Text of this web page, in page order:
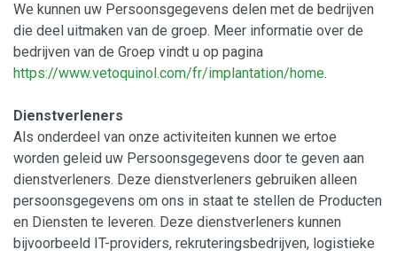
We kunnen uw Persoonsgegevens delen met de bedrijven
die deel uitmaken van de groep. Meer informatie over de
bedrijven van de Groep vindt u op pagina
https://www.vetoquinol.com/fr/implantation/home.
Dienstverleners
Als onderdeel van onze activiteiten kunnen we ertoe
worden geleid uw Persoonsgegevens door te geven aan
dienstverleners. Deze dienstverleners gebruiken alleen
persoonsgegevens om ons in staat te stellen de Producten
en Diensten te leveren. Deze dienstverleners kunnen
bijvoorbeeld IT-providers, rekruteringsbedrijven, logistieke